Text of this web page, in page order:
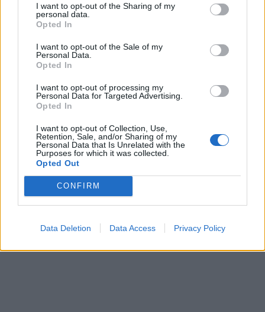
I want to opt-out of the Sharing of my
personal data.
Opted In
I want to opt-out of the Sale of my
Personal Data.
Opted In
I want to opt-out of processing my
Personal Data for Targeted Advertising.
Opted In
I want to opt-out of Collection, Use,
Retention, Sale, and/or Sharing of my
Personal Data that Is Unrelated with the
Purposes for which it was collected.
Opted Out
CONFIRM
Data Deletion Data Access Privacy Policy